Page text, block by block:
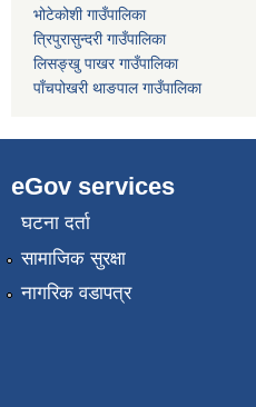
भोटेकोशी गाउँपालिका
त्रिपुरासुन्दरी गाउँपालिका
लिसङ्खु पाखर गाउँपालिका
पाँचपोखरी थाङपाल गाउँपालिका
eGov services
घटना दर्ता
सामाजिक सुरक्षा
नागरिक वडापत्र